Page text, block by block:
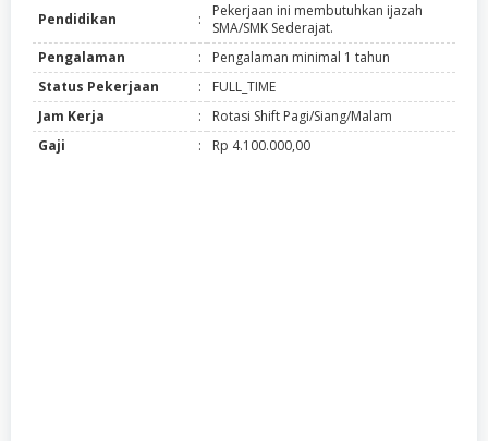
Pendidikan :
Pekerjaan ini membutuhkan ijazah
SMA/SMK Sederajat.
Pengalaman
:
Pengalaman minimal 1 tahun
Status Pekerjaan
:
FULL_TIME
Jam Kerja
:
Rotasi Shift Pagi/Siang/Malam
Gaji
: Rp 4.100.000,00